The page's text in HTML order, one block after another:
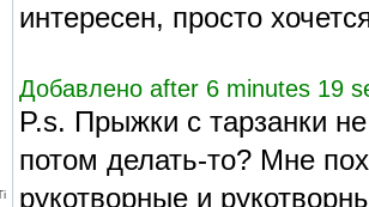
интересен, просто
Добавлено after 6 minutes 19
P.s. Прыжки с тарзанки
потом делать-то? Мне
рукотворные и